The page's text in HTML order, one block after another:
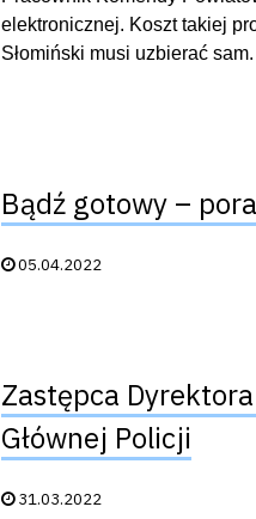
elektronicznej. Koszt takiej
Słomiński musi uzbierać
Bądź gotowy –
Data publikacji:
05.04.2022
Zastępca
Głównej Policji
Data publikacji:
31.03.2022